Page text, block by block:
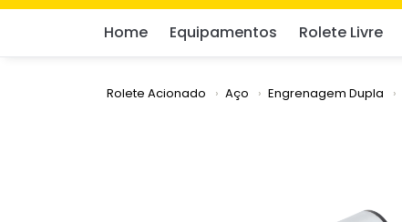
Home Equipamentos Rolete Livre
Rolete Acionado Aço Engrenagem Dupla